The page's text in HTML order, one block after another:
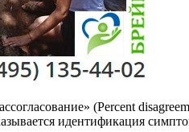
(Percent
идентификация